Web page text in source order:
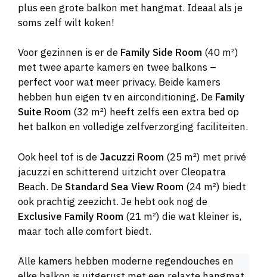
plus een grote balkon met hangmat. Ideaal als je
soms zelf wilt koken!
Voor gezinnen is er de Family Side Room (40 m²)
met twee aparte kamers en twee balkons –
perfect voor wat meer privacy. Beide kamers
hebben hun eigen tv en airconditioning. De Family
Suite Room (32 m²) heeft zelfs een extra bed op
het balkon en volledige zelfverzorging faciliteiten.
Ook heel tof is deJacuzzi Room (25 m²) met privé
jacuzzi en schitterend uitzicht over Cleopatra
Beach. DeStandard Sea View Room (24 m²) biedt
ook prachtig zeezicht. Je hebt ook nog de
Exclusive Family Room (21 m²) die wat kleiner is,
maar toch alle comfort biedt.
Alle kamers hebben moderne regendouches en